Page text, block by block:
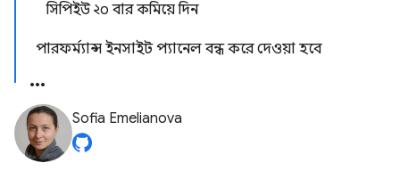
সিপিইউ ২০ বার কমিয়ে দিন
পারফর্ম্যান্স ইনসাইট প্যানেল বন্ধ করে দেওয়া হবে
Sofia Emelianova